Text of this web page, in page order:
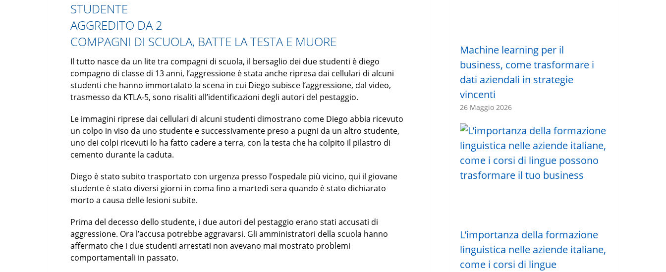
STUDENTE
AGGREDITO DA 2
COMPAGNI DI SCUOLA, BATTE LA TESTA E MUORE
Il tutto nasce da un lite tra compagni di scuola, il bersaglio dei due studenti è diego
compagno di classe di 13 anni, l’aggressione è stata anche ripresa dai cellulari di alcuni
studenti che hanno immortalato la scena in cui Diego subisce l’aggressione, dal video,
trasmesso da KTLA-5, sono risaliti all’identificazioni degli autori del pestaggio.
Le immagini riprese dai cellulari di alcuni studenti dimostrano come Diego abbia ricevuto
un colpo in viso da uno studente e successivamente preso a pugni da un altro studente,
uno dei colpi ricevuti lo ha fatto cadere a terra, con la testa che ha colpito il pilastro di
cemento durante la caduta.
Diego è stato subito trasportato con urgenza presso l’ospedale più vicino, qui il giovane
studente è stato diversi giorni in coma fino a martedì sera quando è stato dichiarato
morto a causa delle lesioni subite.
Prima del decesso dello studente, i due autori del pestaggio erano stati accusati di
aggressione. Ora l’accusa potrebbe aggravarsi. Gli amministratori della scuola hanno
affermato che i due studenti arrestati non avevano mai mostrato problemi
comportamentali in passato.
Machine learning per il
business, come trasformare i
dati aziendali in strategie
vincenti
26 Maggio 2026
L’importanza della formazione
linguistica nelle aziende italiane,
come i corsi di lingue